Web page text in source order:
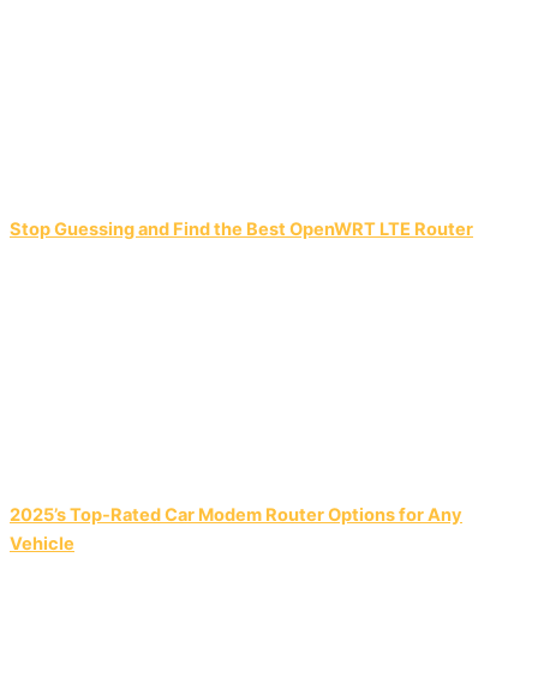
Stop Guessing and Find the Best OpenWRT LTE Router
2025’s Top-Rated Car Modem Router Options for Any
Vehicle